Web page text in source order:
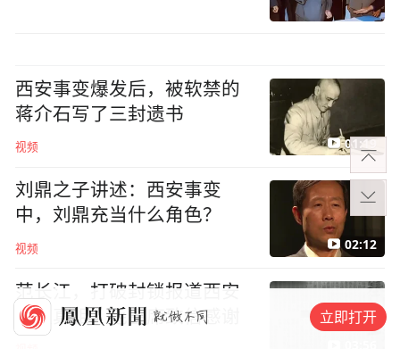
西安事变爆发后，被软禁的
蒋介石写了三封遗书
视频 01:19
刘鼎之子讲述：西安事变
中，刘鼎充当什么角色？
视频 02:12
范长江，打破封锁报道西安
事变真相，毛主席致信感谢
立即打开